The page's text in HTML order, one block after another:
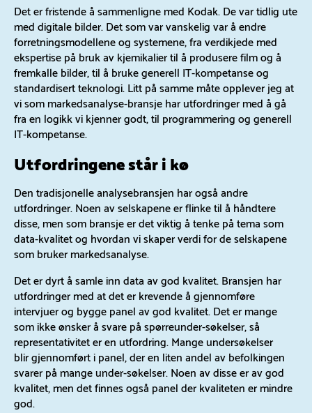
Det er fristende å sammenligne med Kodak. De var tidlig ute
med digitale bilder. Det som var vanskelig var å endre
forretningsmodellene og systemene, fra verdikjede med
ekspertise på bruk av kjemikalier til å produsere film og å
fremkalle bilder, til å bruke generell IT-kompetanse og
standardisert teknologi. Litt på samme måte opplever jeg at
vi som markedsanalyse-bransje har utfordringer med å gå
fra en logikk vi kjenner godt, til programmering og generell
IT-kompetanse.
Utfordringene står i kø
Den tradisjonelle analysebransjen har også andre
utfordringer. Noen av selskapene er flinke til å håndtere
disse, men som bransje er det viktig å tenke på tema som
data-kvalitet og hvordan vi skaper verdi for de selskapene
som bruker markedsanalyse.
Det er dyrt å samle inn data av god kvalitet. Bransjen har
utfordringer med at det er krevende å gjennomføre
intervjuer og bygge panel av god kvalitet. Det er mange
som ikke ønsker å svare på spørreunder-søkelser, så
representativitet er en utfordring. Mange undersøkelser
blir gjennomført i panel, der en liten andel av befolkingen
svarer på mange under-søkelser. Noen av disse er av god
kvalitet, men det finnes også panel der kvaliteten er mindre
god.